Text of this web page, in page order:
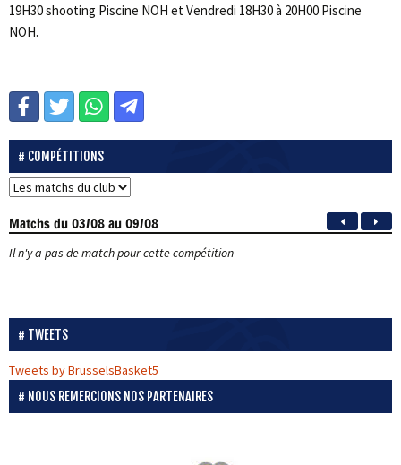
19H30 shooting Piscine NOH et Vendredi 18H30 à 20H00 Piscine
NOH.
COMPÉTITIONS
Matchsdu 03/08 au 09/08
Il n'y a pas de match pour cette compétition
TWEETS
Tweets by BrusselsBasket5
NOUS REMERCIONS NOS PARTENAIRES